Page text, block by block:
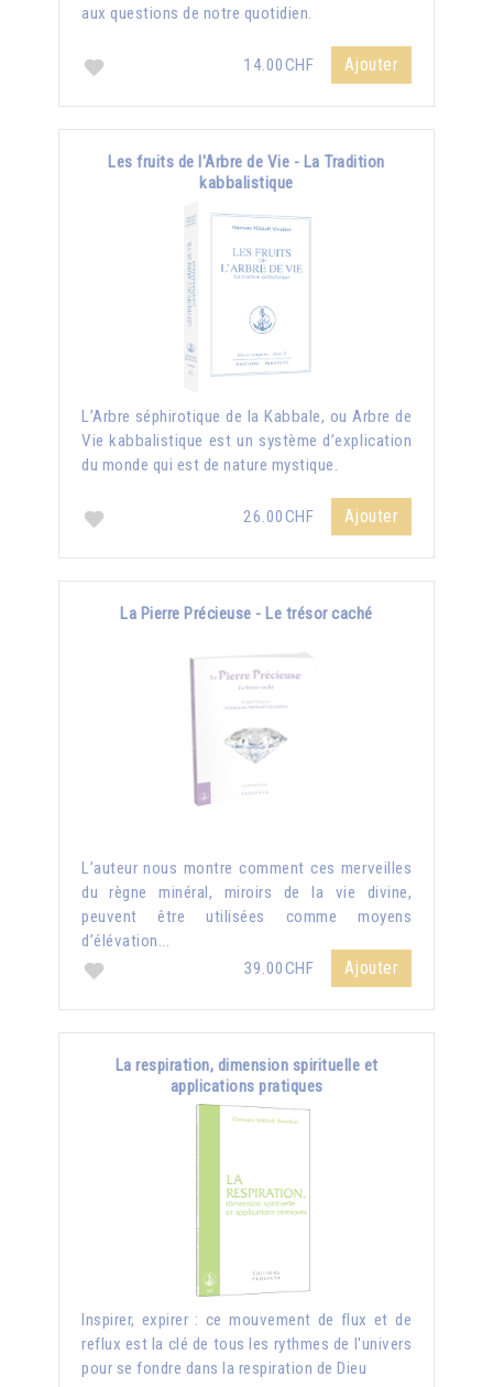
aux questions de notre quotidien.
14.00CHF Ajouter
Les fruits de l'Arbre de Vie - La Tradition
kabbalistique
L’Arbre séphirotique de la Kabbale, ou Arbre de
Vie kabbalistique est un système d’explication
du monde qui est de nature mystique.
26.00CHF Ajouter
La Pierre Précieuse - Le trésor caché
L’auteur nous montre comment ces merveilles
du règne minéral, miroirs de la vie divine,
peuvent être utilisées comme moyens
d’élévation...
39.00CHF
Ajouter
La respiration, dimension spirituelle et
applications pratiques
Inspirer, expirer : ce mouvement de flux et de
reflux est la clé de tous les rythmes de l'univers
pour se fondre dans la respiration de Dieu